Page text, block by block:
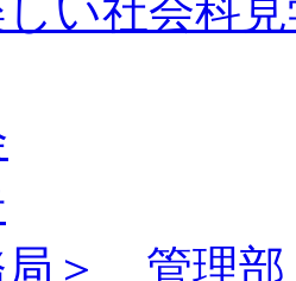
い社会科
局＞ 管理部